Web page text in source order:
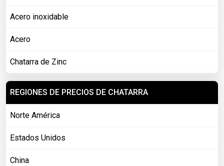
Acero inoxidable
Acero
Chatarra de Zinc
REGIONES DE PRECIOS DE CHATARRA
Norte América
Estados Unidos
China